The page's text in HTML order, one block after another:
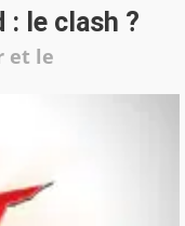
le clash ?
et le